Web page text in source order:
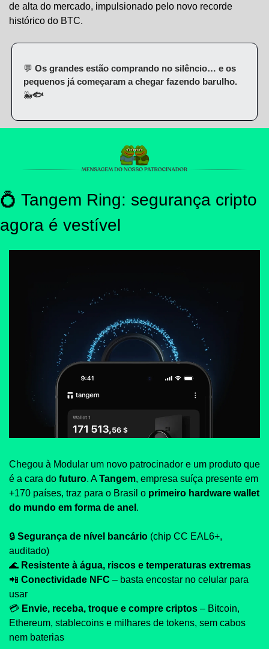
de alta do mercado, impulsionado pelo novo recorde
histórico do BTC.
💬 Os grandes estão comprando no silêncio… e os
🐳🐟
💍 Tangem Ring: segurança cripto
agora é vestível
Chegou à Modular um novo patrocinador e um produto que
é a cara do futuro. A Tangem, empresa suíça presente em
+170 países, traz para o Brasil o primeiro hardware wallet
do mundo em forma de anel .
🔒 Segurança de nível bancário (chip CC EAL6+,
auditado)
🌊 Resistente à água, riscos e temperaturas extremas
📲 Conectividade NFC – basta encostar no celular para
usar
💳 Envie, receba, troque e compre criptos – Bitcoin,
Ethereum, stablecoins e milhares de tokens, sem cabos
nem baterias